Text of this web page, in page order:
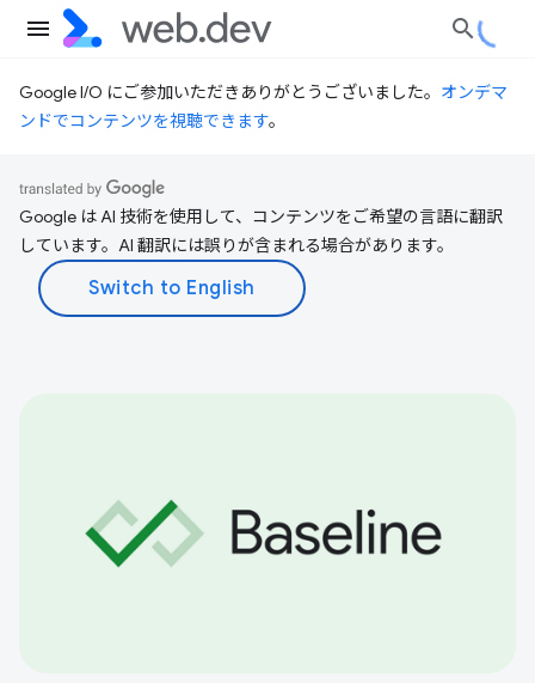
Google I/O にご参加いただきありがとうございました。 オンデマ
ンドでコンテンツを視聴できます。
Google は AI 技術を使用して、コンテンツをご希望の言語に翻訳
しています。AI 翻訳には誤りが含まれる場合があります。